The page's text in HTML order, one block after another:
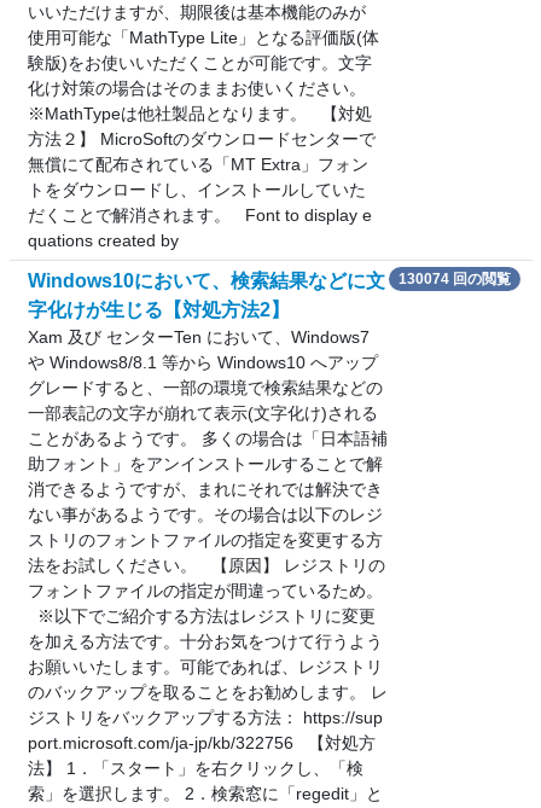
いいただけますが、期限後は基本機能のみが
使用可能な「MathType Lite」となる評価版(体
験版)をお使いいただくことが可能です。文字
化け対策の場合はそのままお使いください。
※MathTypeは他社製品となります。 【対処
方法２】 MicroSoftのダウンロードセンターで
無償にて配布されている「MT Extra」フォン
トをダウンロードし、インストールしていた
だくことで解消されます。 Font to display e
quations created by
Windows10において、検索結果などに文
字化けが生じる【対処方法2】
Xam 及び センターTen において、Windows7
や Windows8/8.1 等から Windows10 へアップ
グレードすると、一部の環境で検索結果などの
一部表記の文字が崩れて表示(文字化け)される
ことがあるようです。 多くの場合は「日本語補
助フォント」をアンインストールすることで解
消できるようですが、まれにそれでは解決でき
ない事があるようです。その場合は以下のレジ
ストリのフォントファイルの指定を変更する方
法をお試しください。 【原因】 レジストリの
フォントファイルの指定が間違っているため。
※以下でご紹介する方法はレジストリに変更
を加える方法です。十分お気をつけて行うよう
お願いいたします。可能であれば、レジストリ
のバックアップを取ることをお勧めします。 レ
ジストリをバックアップする方法： https://sup
port.microsoft.com/ja-jp/kb/322756 【対処方
法】 1．「スタート」を右クリックし、「検
索」を選択します。 2．検索窓に「regedit」と
130074 回の閲覧